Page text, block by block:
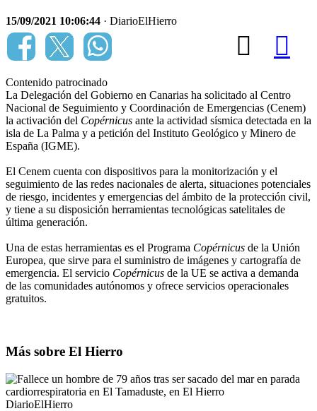
15/09/2021 10:06:44 · DiarioElHierro
Contenido patrocinado
La Delegación del Gobierno en Canarias ha solicitado al Centro
Nacional de Seguimiento y Coordinación de Emergencias (Cenem)
la activación del Copérnicus ante la actividad sísmica detectada en la
isla de La Palma y a petición del Instituto Geológico y Minero de
España (IGME).
El Cenem cuenta con dispositivos para la monitorización y el
seguimiento de las redes nacionales de alerta, situaciones potenciales
de riesgo, incidentes y emergencias del ámbito de la protección civil,
y tiene a su disposición herramientas tecnológicas satelitales de
última generación.
Una de estas herramientas es el Programa Copérnicus de la Unión
Europea, que sirve para el suministro de imágenes y cartografía de
emergencia. El servicio Copérnicus de la UE se activa a demanda
de las comunidades autónomos y ofrece servicios operacionales
gratuitos.
Más sobre El Hierro
DiarioElHierro